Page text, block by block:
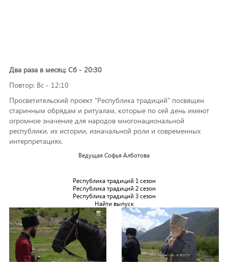
Два раза в месяц: Сб - 20:30
Повтор: Вс - 12:10
Просветительский проект "Республика традиций" посвящен
старинным обрядам и ритуалам, которые по сей день имеют
огромное значение для народов многонациональной
республики, их истории, изначальной роли и современных
интерпретациях.
Ведущая Софья Алботова
Республика традиций 1 сезон
Республика традиций 2 сезон
Республика традиций 3 сезон
Найти выпуск